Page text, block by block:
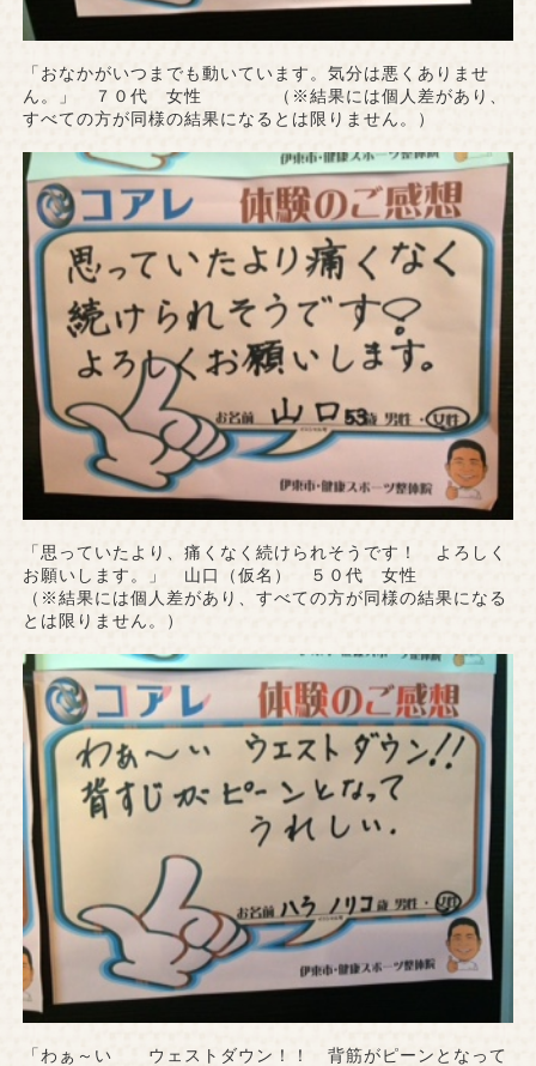
「おなかがいつまでも動いています。気分は悪くありませ
ん。」 ７０代 女性 （※結果には個人差があり、
すべての方が同様の結果になるとは限りません。）
「思っていたより、痛くなく続けられそうです！ よろしく
お願いします。」 山口（仮名） ５０代 女性
（※結果には個人差があり、すべての方が同様の結果になる
とは限りません。）
「わぁ～い ウェストダウン！！ 背筋がピーンとなって